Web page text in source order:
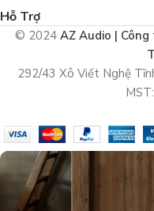
Hỗ Trợ
© 2024 AZ Audio |
292/43 Xô Viết Nghệ